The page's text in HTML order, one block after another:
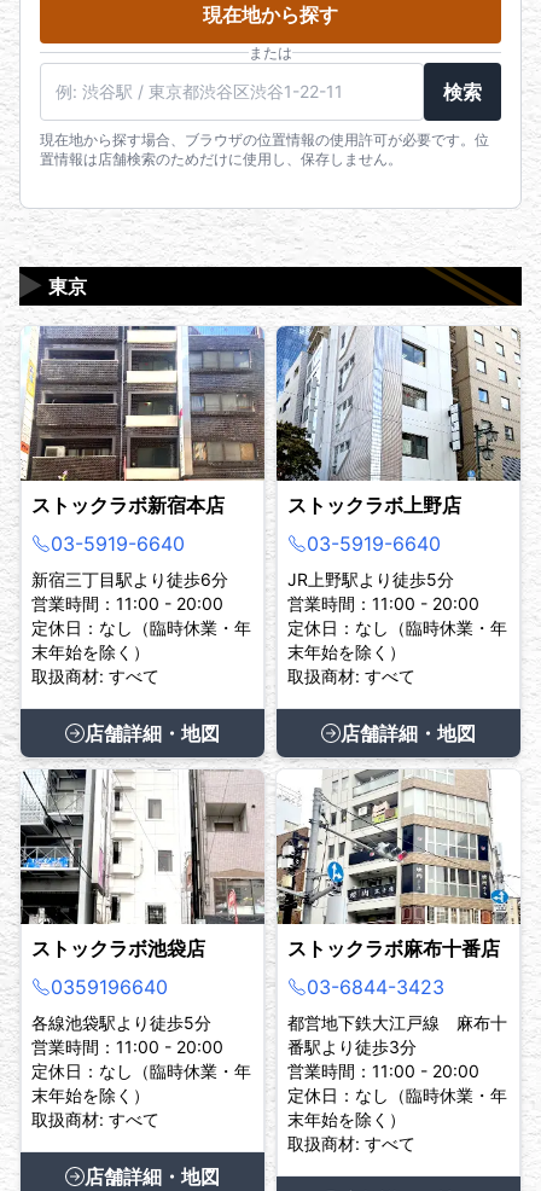
現在地から探す
または
検索
現在地から探す場合、ブラウザの位置情報の使用許可が必要です。位
置情報は店舗検索のためだけに使用し、保存しません。
東京
▶
ストックラボ新宿本店
03-5919-6640
新宿三丁目駅より徒歩6分
営業時間：11:00 - 20:00
定休日：なし（臨時休業・年
末年始を除く）
取扱商材: すべて
店舗詳細・地図
ストックラボ上野店
03-5919-6640
JR上野駅より徒歩5分
営業時間：11:00 - 20:00
定休日：なし（臨時休業・年
末年始を除く）
取扱商材: すべて
店舗詳細・地図
ストックラボ池袋店
0359196640
各線池袋駅より徒歩5分
営業時間：11:00 - 20:00
定休日：なし（臨時休業・年
末年始を除く）
取扱商材: すべて
店舗詳細・地図
ストックラボ麻布十番店
03-6844-3423
都営地下鉄大江戸線 麻布十
番駅より徒歩3分
営業時間：11:00 - 20:00
定休日：なし（臨時休業・年
末年始を除く）
取扱商材: すべて